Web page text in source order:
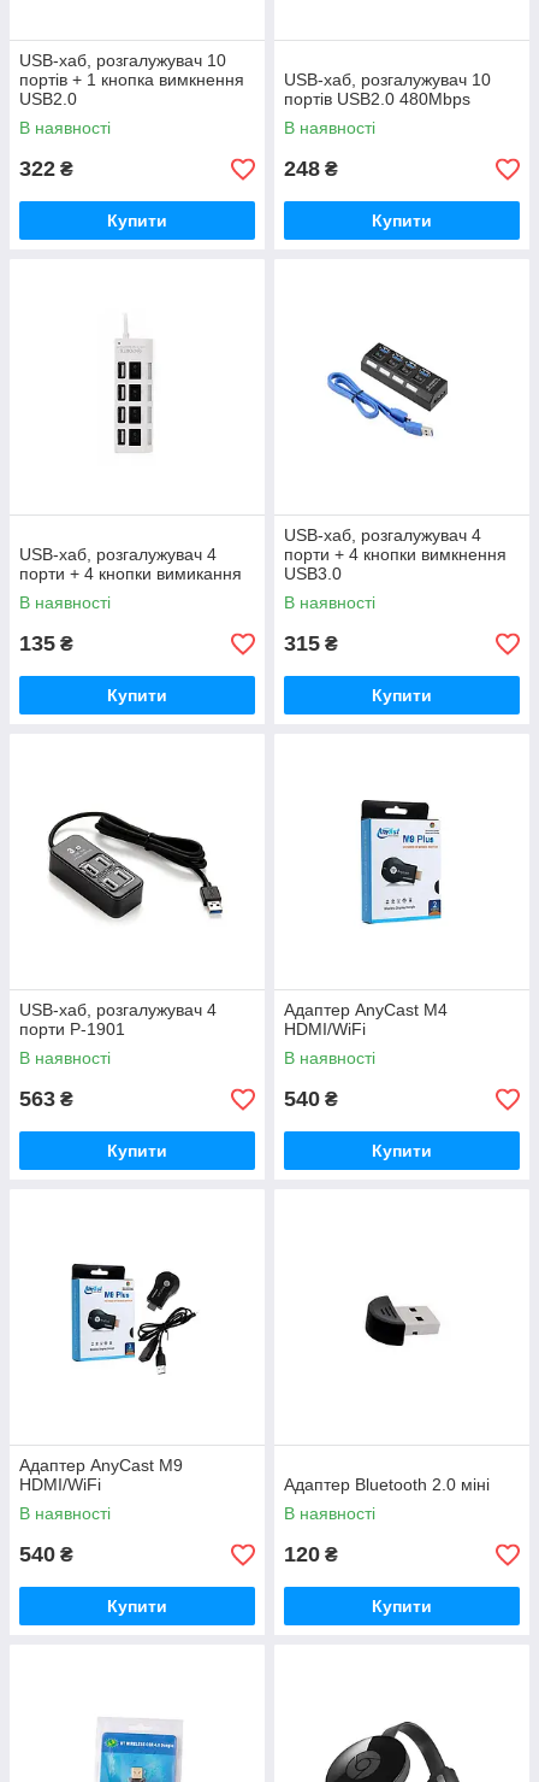
USB-хаб, розгалужувач 10
портів + 1 кнопка вимкнення
USB2.0
В наявності
322 ₴
Купити
USB-хаб, розгалужувач 10
портів USB2.0 480Mbps
В наявності
248 ₴
Купити
USB-хаб, розгалужувач 4
порти + 4 кнопки вимикання
В наявності
135 ₴
Купити
USB-хаб, розгалужувач 4
порти + 4 кнопки вимкнення
USB3.0
В наявності
315 ₴
Купити
USB-хаб, розгалужувач 4
порти P-1901
В наявності
563 ₴
Купити
Адаптер AnyCast M4
HDMI/WiFi
В наявності
540 ₴
Купити
Адаптер AnyCast M9
HDMI/WiFi
В наявності
540 ₴
Купити
Адаптер Bluetooth 2.0 міні
В наявності
120 ₴
Купити